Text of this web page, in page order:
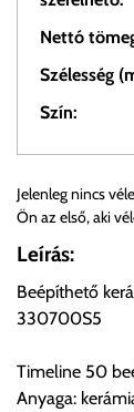
Nettó
Szélesség
Szín:
Személyes
Önnek
ingyenesen
előre
Jelenleg nincs
Ön az első, aki
Leírás:
Beépíthető
330700S5
Timeline 50
Anyaga: